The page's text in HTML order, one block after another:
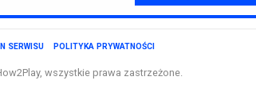
SERWISU POLITYKA PRYWATNOŚCI
wszystkie prawa zastrzeżone.